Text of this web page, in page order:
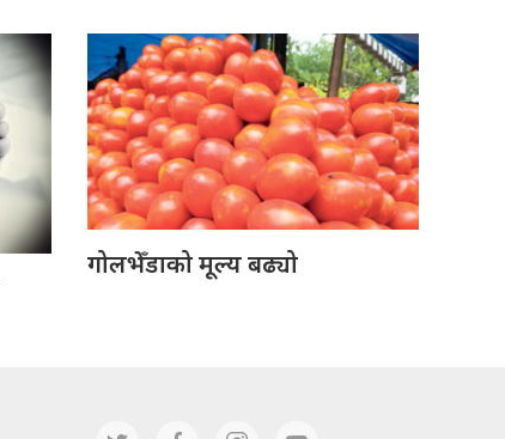
गोलभेँडाको मूल्य बढ्यो